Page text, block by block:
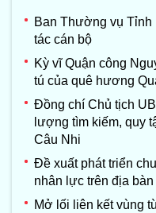
Ban Thường vụ Tỉnh
tác cán bộ
Kỳ vĩ Quận công
tú của quê hương
Đồng chí Chủ tịch
lượng tìm kiếm, quy
Câu Nhi
Đề xuất phát triển
nhân lực trên địa bàn
Mở lối liên kết vùng